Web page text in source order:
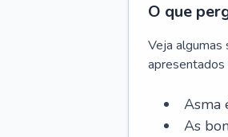
O que
Veja
Asma
As